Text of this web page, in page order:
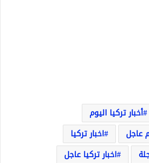
أخبار تركيا اليوم
عاجل
اخبار تركيا
اخبار تركيا عاجل